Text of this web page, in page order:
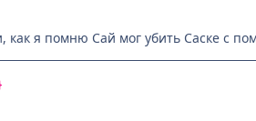
я помню Сай мог убить Саске с